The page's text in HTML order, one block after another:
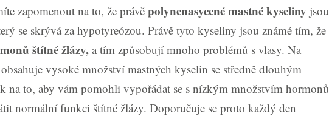
zapomenout na to, že právě polynenasycené mastné kyseliny jsou
se skrývá za hypotyreózou. Právě tyto kyseliny jsou známé tím, že
štítné žlázy,a tím způsobují mnoho problémů s vlasy. Na
vysoké množství mastných kyselin se středně dlouhým
na to, aby vám pomohli vypořádat se s nízkým množstvím hormonů
normální funkci štítné žlázy. Doporučuje se proto každý den